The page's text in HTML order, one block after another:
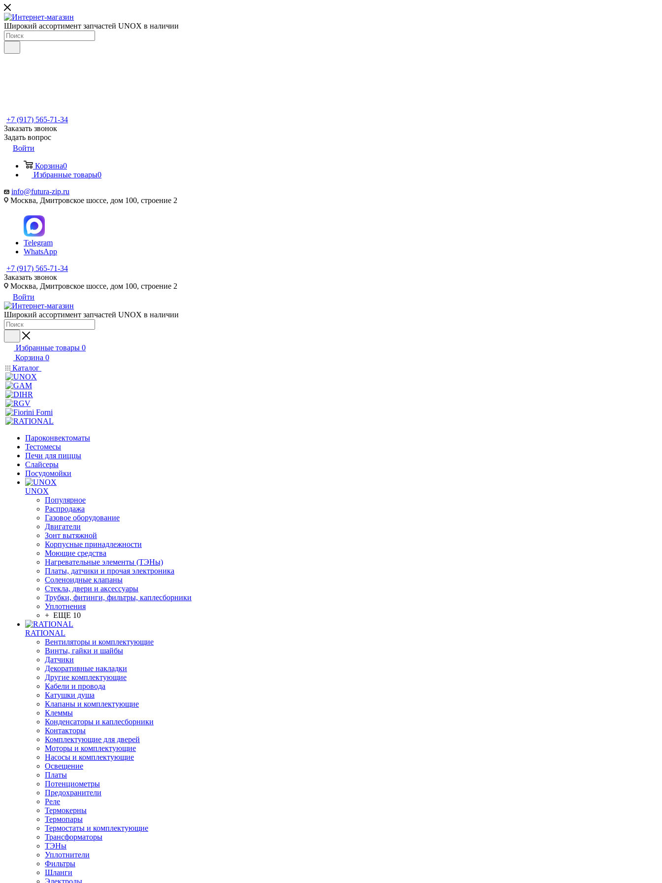
Широкий ассортимент запчастей UNOX в наличии
+7 (917) 565-71-34
Заказать звонок
Задать вопрос
Войти
Корзина0
Избранные товары0
info@futura-zip.ru
Москва, Дмитровское шоссе, дом 100, строение 2
Telegram
WhatsApp
+7 (917) 565-71-34
Заказать звонок
Москва, Дмитровское шоссе, дом 100, строение 2
Войти
Широкий ассортимент запчастей UNOX в наличии
Избранные товары 0
Корзина 0
Каталог
Пароконвектоматы
Тестомесы
Печи для пиццы
Слайсеры
Посудомойки
UNOX
Популярное
Распродажа
Газовое оборудование
Двигатели
Зонт вытяжной
Корпусные принадлежности
Моющие средства
Нагревательные элементы (ТЭНы)
Платы, датчики и прочая электроника
Соленоидные клапаны
Стекла, двери и аксессуары
Трубки, фитинги, фильтры, каплесборники
Уплотнения
+ ЕЩЕ 10
RATIONAL
Вентиляторы и комплектующие
Винты, гайки и шайбы
Датчики
Декоративные накладки
Другие комплектующие
Кабели и провода
Катушки душа
Клапаны и комплектующие
Клеммы
Конденсаторы и каплесборники
Контакторы
Комплектующие для дверей
Моторы и комплектующие
Насосы и комплектующие
Освещение
Платы
Потенциометры
Предохранители
Реле
Термокерны
Термопары
Термостаты и комплектующие
Трансформаторы
ТЭНы
Уплотнители
Фильтры
Шланги
Электроды